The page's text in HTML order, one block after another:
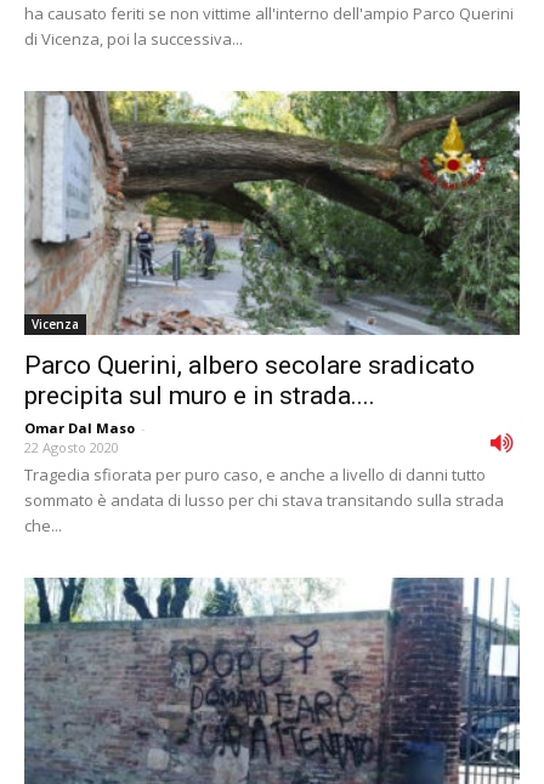
ha causato feriti se non vittime all'interno dell'ampio Parco Querini
di Vicenza, poi la successiva...
Vicenza
Parco Querini, albero secolare sradicato
precipita sul muro e in strada....
Omar Dal Maso -
22 Agosto 2020
Tragedia sfiorata per puro caso, e anche a livello di danni tutto
sommato è andata di lusso per chi stava transitando sulla strada
che...